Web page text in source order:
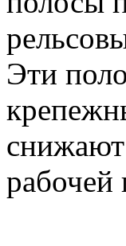
Эти
снижают
рабочей